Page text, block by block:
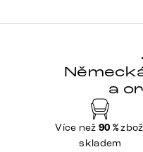
a
Více než 90 %
skladem